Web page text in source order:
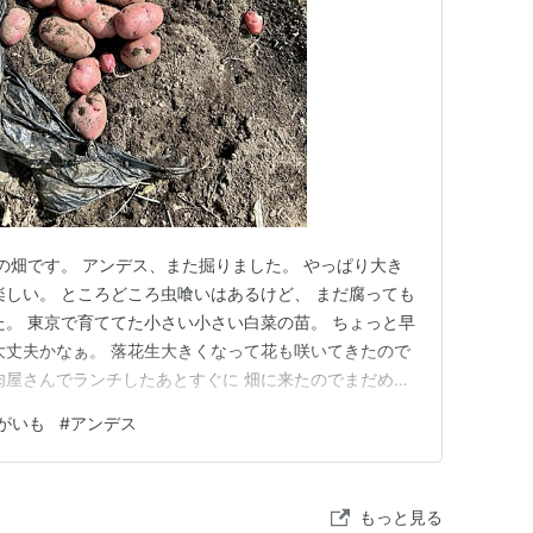
畑です。 アンデス、また掘りました。 やっぱり大き
い。 ところどころ虫喰いはあるけど、 まだ腐っても
東京で育ててた小さい小さい白菜の苗。 ちょっと早
夫かなぁ。 落花生大きくなって花も咲いてきたので
さんでランチしたあとすぐに 畑に来たのでまだめち
う立ちしてきてちょっと葉が硬くなりかけ。 紫キャ
他…
いも #アンデス
もっと見る